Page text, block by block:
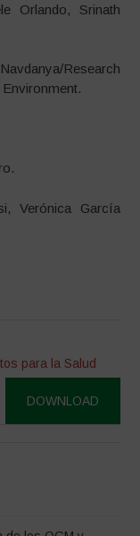
Orlando, Srinath
Research
Verónica García
para la Salud
DOWNLOAD